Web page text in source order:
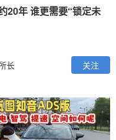
20年 谁更需要“锁定未
长
关注